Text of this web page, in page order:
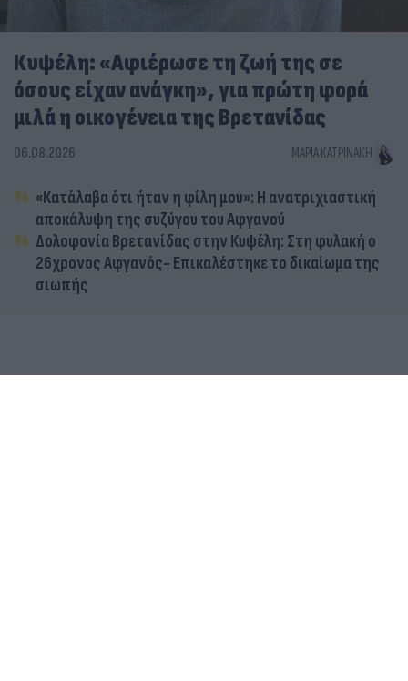
Κυψέλη: «Αφιέρωσε τη ζωή της σε
όσους είχαν ανάγκη», για πρώτη φορά
μιλά η οικογένεια της Βρετανίδας
06.08.2026 ΜΑΡΊΑ ΚΑΤΡΙΝΆΚΗ
«Κατάλαβα ότι ήταν η φίλη μου»: Η ανατριχιαστική
αποκάλυψη της συζύγου του Αφγανού
Δολοφονία Βρετανίδας στην Κυψέλη: Στη φυλακή ο
26χρονος Αφγανός- Επικαλέστηκε το δικαίωμα της
σιωπής